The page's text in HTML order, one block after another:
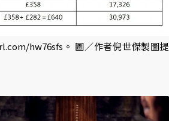
hw76sfs。 圖／作者倪世傑製圖提